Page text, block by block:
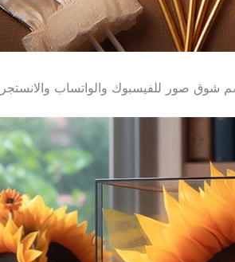
شوق صور للفيسبوك والواتساب